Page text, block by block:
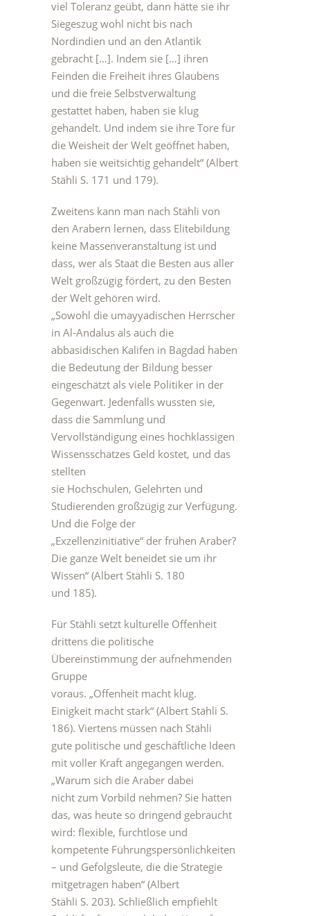
viel Toleranz geübt, dann hätte sie ihr
Siegeszug wohl nicht bis nach
Nordindien und an den Atlantik
gebracht […]. Indem sie […] ihren
Feinden die Freiheit ihres Glaubens
und die freie Selbstverwaltung
gestattet haben, haben sie klug
gehandelt. Und indem sie ihre Tore für
die Weisheit der Welt geöffnet haben,
haben sie weitsichtig gehandelt“ (Albert
Stähli S. 171 und 179).
Zweitens kann man nach Stähli von
den Arabern lernen, dass Elitebildung
keine Massenveranstaltung ist und
dass, wer als Staat die Besten aus aller
Welt großzügig fördert, zu den Besten
der Welt gehören wird.
„Sowohl die umayyadischen Herrscher
in Al-Andalus als auch die
abbasidischen Kalifen in Bagdad haben
die Bedeutung der Bildung besser
eingeschätzt als viele Politiker in der
Gegenwart. Jedenfalls wussten sie,
dass die Sammlung und
Vervollständigung eines hochklassigen
Wissensschatzes Geld kostet, und das
stellten
sie Hochschulen, Gelehrten und
Studierenden großzügig zur Verfügung.
Und die Folge der
„Exzellenzinitiative“ der frühen Araber?
Die ganze Welt beneidet sie um ihr
Wissen“ (Albert Stähli S. 180
und 185).
Für Stähli setzt kulturelle Offenheit
drittens die politische
Übereinstimmung der aufnehmenden
Gruppe
voraus. „Offenheit macht klug.
Einigkeit macht stark“ (Albert Stähli S.
186). Viertens müssen nach Stähli
gute politische und geschäftliche Ideen
mit voller Kraft angegangen werden.
„Warum sich die Araber dabei
nicht zum Vorbild nehmen? Sie hatten
das, was heute so dringend gebraucht
wird: flexible, furchtlose und
kompetente Führungspersönlichkeiten
– und Gefolgsleute, die die Strategie
mitgetragen haben“ (Albert
Stähli S. 203). Schließlich empfiehlt